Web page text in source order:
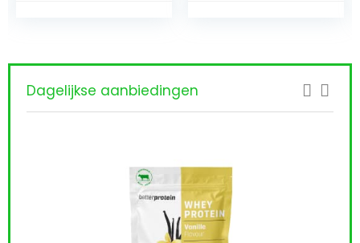
Raspberry –
Elite Nutrition
Dagelijkse aanbiedingen